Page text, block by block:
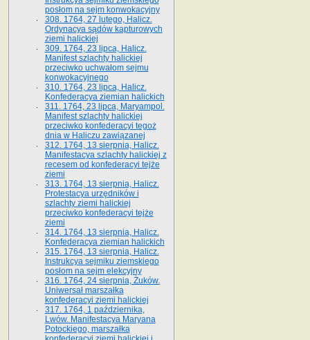
posłom na sejm konwokacyjny
308. 1764, 27 lutego, Halicz.
Ordynacya sądów kapturowych
ziemi halickiej
309. 1764, 23 lipca, Halicz.
Manifest szlachty halickiej
przeciwko uchwałom sejmu
konwokacyjnego
310. 1764, 23 lipca, Halicz.
Konfederacya ziemian halickich
311. 1764, 23 lipca, Maryampol.
Manifest szlachty halickiej
przeciwko konfederacyi tegoż
dnia w Haliczu zawiązanej
312. 1764, 13 sierpnia, Halicz.
Manifestacya szlachty halickiej z
recesem od konfederacyi tejże
ziemi
313. 1764, 13 sierpnia, Halicz.
Protestacya urzędników i
szlachty ziemi halickiej
przeciwko konfederacyi tejże
ziemi
314. 1764, 13 sierpnia, Halicz.
Konfederacya ziemian halickich
315. 1764, 13 sierpnia, Halicz.
Instrukcya sejmiku ziemskiego
posłom na sejm elekcyjny
316. 1764, 24 sierpnia, Żuków.
Uniwersał marszałka
konfederacyi ziemi halickiej
317. 1764, 1 października,
Lwów. Manifestacya Maryana
Potockiego, marszałka